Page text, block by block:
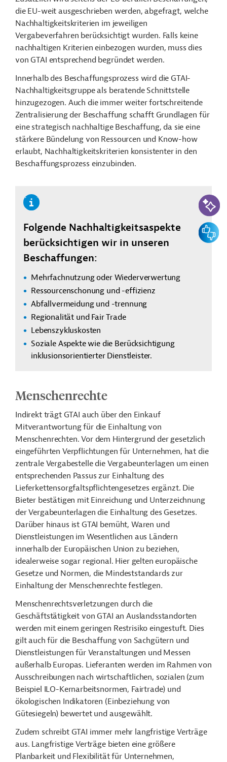
die EU-weit ausgeschrieben werden, abgefragt, welche
Nachhaltigkeitskriterien im jeweiligen
Vergabeverfahren berücksichtigt wurden. Falls keine
nachhaltigen Kriterien einbezogen wurden, muss dies
von GTAI entsprechend begründet werden.
Innerhalb des Beschaffungsprozess wird die GTAI-
Nachhaltigkeitsgruppe als beratende Schnittstelle
hinzugezogen. Auch die immer weiter fortschreitende
Zentralisierung der Beschaffung schafft Grundlagen für
eine strategisch nachhaltige Beschaffung, da sie eine
stärkere Bündelung von Ressourcen und Know-how
erlaubt, Nachhaltigkeitskriterien konsistenter in den
Beschaffungsprozess einzubinden.
Folgende Nachhaltigkeitsaspekte
berücksichtigen wir in unseren
Beschaffungen:
Mehrfachnutzung oder Wiederverwertung
Ressourcenschonung und -effizienz
Abfallvermeidung und -trennung
Regionalität und Fair Trade
Lebenszykluskosten
Soziale Aspekte wie die Berücksichtigung
inklusionsorientierter Dienstleister.
Menschenrechte
Indirekt trägt GTAI auch über den Einkauf
Mitverantwortung für die Einhaltung von
Menschenrechten. Vor dem Hintergrund der gesetzlich
eingeführten Verpflichtungen für Unternehmen, hat die
zentrale Vergabestelle die Vergabeunterlagen um einen
entsprechenden Passus zur Einhaltung des
Lieferkettensorgfaltspflichtengesetzes ergänzt. Die
Bieter bestätigen mit Einreichung und Unterzeichnung
der Vergabeunterlagen die Einhaltung des Gesetzes.
Darüber hinaus ist GTAI bemüht, Waren und
Dienstleistungen im Wesentlichen aus Ländern
innerhalb der Europäischen Union zu beziehen,
idealerweise sogar regional. Hier gelten europäische
Gesetze und Normen, die Mindeststandards zur
Einhaltung der Menschenrechte festlegen.
Menschenrechtsverletzungen durch die
Geschäftstätigkeit von GTAI an Auslandsstandorten
werden mit einem geringen Restrisiko eingestuft. Dies
gilt auch für die Beschaffung von Sachgütern und
Dienstleistungen für Veranstaltungen und Messen
außerhalb Europas. Lieferanten werden im Rahmen von
Ausschreibungen nach wirtschaftlichen, sozialen (zum
Beispiel ILO-Kernarbeitsnormen, Fairtrade) und
ökologischen Indikatoren (Einbeziehung von
Gütesiegeln) bewertet und ausgewählt.
Zudem schreibt GTAI immer mehr langfristige Verträge
aus. Langfristige Verträge bieten eine größere
Planbarkeit und Flexibilität für Unternehmen,
KI-